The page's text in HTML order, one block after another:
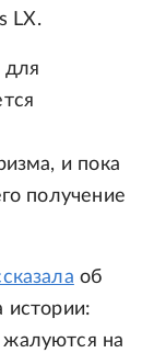
LX.
для
и пока
получение
об
истории:
на